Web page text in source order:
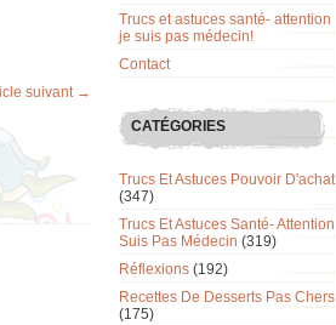
suivant →
Trucs et astuces santé- attention
je suis pas médecin!
Contact
CATÉGORIES
Trucs Et Astuces Pouvoir D'achat
(347)
Trucs Et Astuces Santé- Attention
Suis Pas Médecin (319)
Réflexions (192)
Recettes De Desserts Pas Chers
(175)